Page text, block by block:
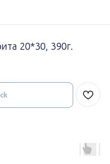
20*30, 390г.